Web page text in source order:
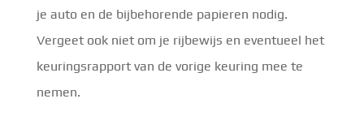
je auto en de bijbehorende papieren nodig.
Vergeet ook niet om je rijbewijs en eventueel het
keuringsrapport van de vorige keuring mee te
nemen.